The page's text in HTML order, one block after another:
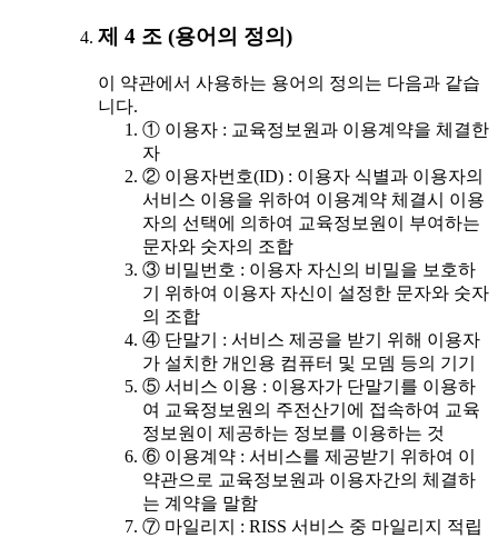
제 4 조 (용어의 정의)
이 약관에서 사용하는 용어의 정의는 다음과 같습
니다.
① 이용자 : 교육정보원과 이용계약을 체결한
자
② 이용자번호(ID) : 이용자 식별과 이용자의
서비스 이용을 위하여 이용계약 체결시 이용
자의 선택에 의하여 교육정보원이 부여하는
문자와 숫자의 조합
③ 비밀번호 : 이용자 자신의 비밀을 보호하
기 위하여 이용자 자신이 설정한 문자와 숫자
의 조합
④ 단말기 : 서비스 제공을 받기 위해 이용자
가 설치한 개인용 컴퓨터 및 모뎀 등의 기기
⑤ 서비스 이용 : 이용자가 단말기를 이용하
여 교육정보원의 주전산기에 접속하여 교육
정보원이 제공하는 정보를 이용하는 것
⑥ 이용계약 : 서비스를 제공받기 위하여 이
약관으로 교육정보원과 이용자간의 체결하
는 계약을 말함
⑦ 마일리지 : RISS 서비스 중 마일리지 적립